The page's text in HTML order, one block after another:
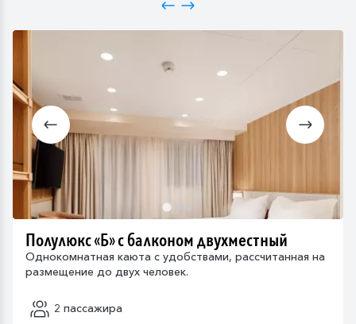
Полулюкс «Б» с балконом двухместный
Однокомнатная каюта с удобствами, рассчитанная на
размещение до двух человек.
2 пассажира